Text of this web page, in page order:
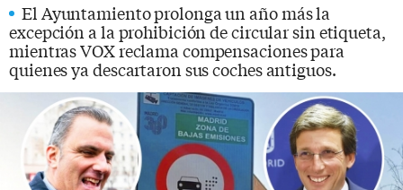
El Ayuntamiento prolonga un año más la
excepción a la prohibición de circular sin etiqueta,
mientras VOX reclama compensaciones para
quienes ya descartaron sus coches antiguos.